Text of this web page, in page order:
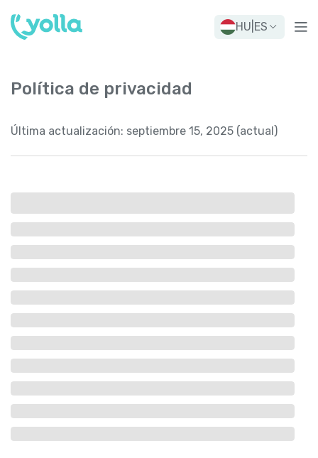
HU ES
Política de privacidad
Última actualización: septiembre 15, 2025 (actual)